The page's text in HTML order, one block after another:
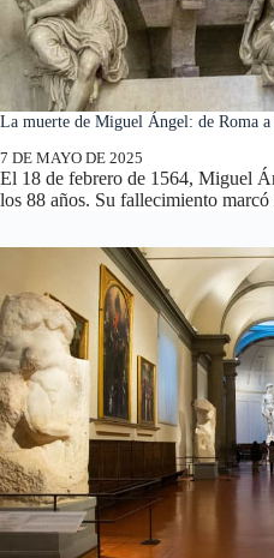
La muerte de Miguel Ángel: de Roma
7 DE MAYO DE 2025
El 18 de febrero de 1564, Miguel
los 88 años. Su fallecimiento